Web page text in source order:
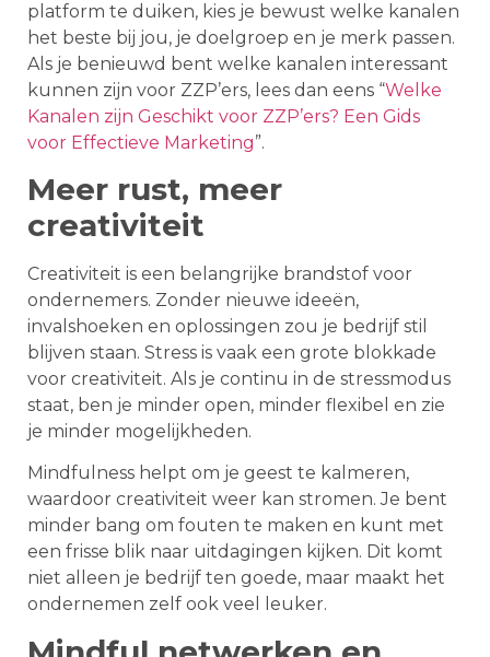
platform te duiken, kies je bewust welke kanalen
het beste bij jou, je doelgroep en je merk passen.
Als je benieuwd bent welke kanalen interessant
kunnen zijn voor ZZP’ers, lees dan eens “Welke
Kanalen zijn Geschikt voor ZZP’ers? Een Gids
voor Effectieve Marketing”.
Meer rust, meer
creativiteit
Creativiteit is een belangrijke brandstof voor
ondernemers. Zonder nieuwe ideeën,
invalshoeken en oplossingen zou je bedrijf stil
blijven staan. Stress is vaak een grote blokkade
voor creativiteit. Als je continu in de stressmodus
staat, ben je minder open, minder flexibel en zie
je minder mogelijkheden.
Mindfulness helpt om je geest te kalmeren,
waardoor creativiteit weer kan stromen. Je bent
minder bang om fouten te maken en kunt met
een frisse blik naar uitdagingen kijken. Dit komt
niet alleen je bedrijf ten goede, maar maakt het
ondernemen zelf ook veel leuker.